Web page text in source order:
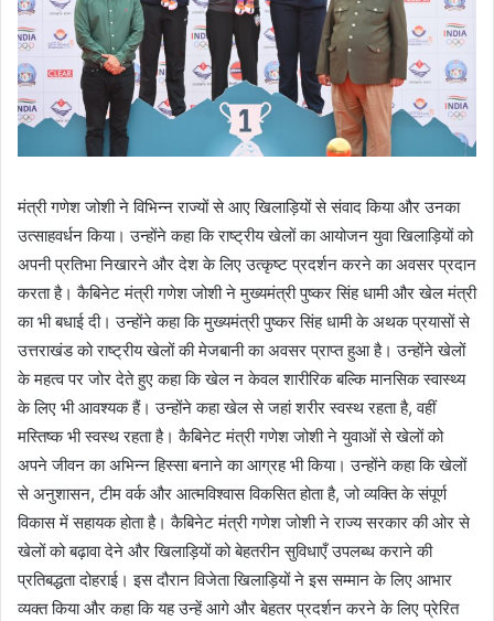
मंत्री गणेश जोशी ने विभिन्न राज्यों से आए खिलाड़ियों से संवाद किया और उनका
उत्साहवर्धन किया। उन्होंने कहा कि राष्ट्रीय खेलों का आयोजन युवा खिलाड़ियों को
अपनी प्रतिभा निखारने और देश के लिए उत्कृष्ट प्रदर्शन करने का अवसर प्रदान
करता है। कैबिनेट मंत्री गणेश जोशी ने मुख्यमंत्री पुष्कर सिंह धामी और खेल मंत्री
का भी बधाई दी। उन्होंने कहा कि मुख्यमंत्री पुष्कर सिंह धामी के अथक प्रयासों से
उत्तराखंड को राष्ट्रीय खेलों की मेजबानी का अवसर प्राप्त हुआ है। उन्होंने खेलों
के महत्व पर जोर देते हुए कहा कि खेल न केवल शारीरिक बल्कि मानसिक स्वास्थ्य
के लिए भी आवश्यक हैं। उन्होंने कहा खेल से जहां शरीर स्वस्थ रहता है, वहीं
मस्तिष्क भी स्वस्थ रहता है। कैबिनेट मंत्री गणेश जोशी ने युवाओं से खेलों को
अपने जीवन का अभिन्न हिस्सा बनाने का आग्रह भी किया। उन्होंने कहा कि खेलों
से अनुशासन, टीम वर्क और आत्मविश्वास विकसित होता है, जो व्यक्ति के संपूर्ण
विकास में सहायक होता है। कैबिनेट मंत्री गणेश जोशी ने राज्य सरकार की ओर से
खेलों को बढ़ावा देने और खिलाड़ियों को बेहतरीन सुविधाएँ उपलब्ध कराने की
प्रतिबद्धता दोहराई। इस दौरान विजेता खिलाड़ियों ने इस सम्मान के लिए आभार
व्यक्त किया और कहा कि यह उन्हें आगे और बेहतर प्रदर्शन करने के लिए प्रेरित